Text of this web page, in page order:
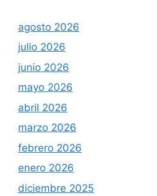
agosto 2026
julio 2026
junio 2026
mayo 2026
abril 2026
marzo 2026
febrero 2026
enero 2026
diciembre 2025